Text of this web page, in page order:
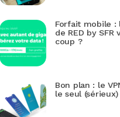
Forfait mobile :
de RED by SFR
coup ?
Bon plan : le
le seul